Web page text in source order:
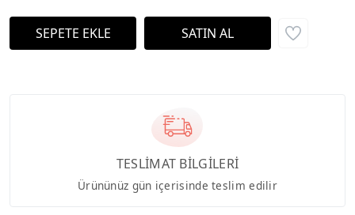
TESLİMAT BİLGİLERİ
Ürününüz gün içerisinde teslim edilir